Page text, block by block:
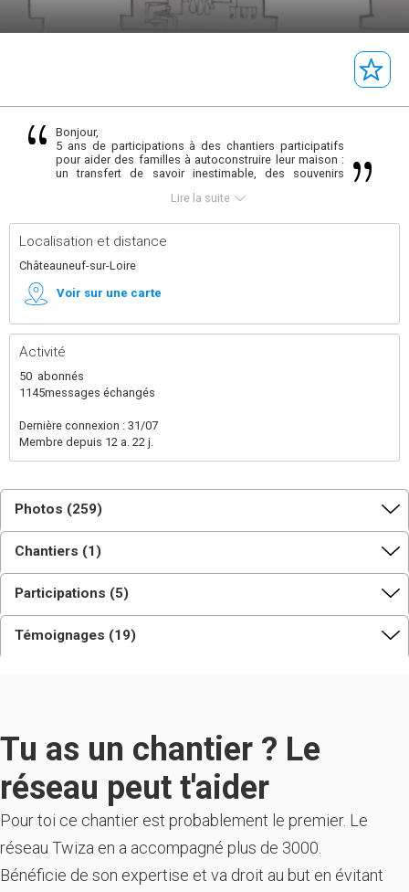
Bonjour,
5 ans de participations à des chantiers participatifs
pour aider des familles à autoconstruire leur maison :
un transfert de savoir inestimable, des souvenirs
Aujourd'hui c'est notre tour de construire notre maison
comme nous avons vécu chez tant d'autres
autoconstructeurs.
habitée depuis début 2021 mais encore pas mal de
Lire la suite
Localisation et distance
Châteauneuf-sur-Loire
Voir sur une carte
Activité
50 abonnés
1145messages échangés
Dernière connexion : 31/07
Membre depuis 12 a. 22 j.
Photos (259)
Chantiers (1)
Participations (5)
Témoignages (19)
Tu as un chantier ? Le
réseau peut t'aider
Pour toi ce chantier est probablement le premier. Le
réseau Twiza en a accompagné plus de 3000.
Bénéficie de son expertise et va droit au but en évitant